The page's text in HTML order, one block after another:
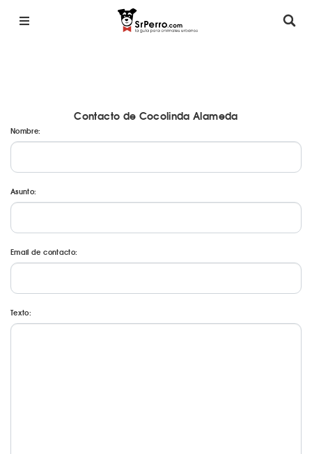
Contacto de Cocolinda Alameda
Nombre:
Asunto:
Email de contacto:
Texto: